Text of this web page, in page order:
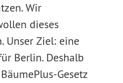
Wir
dieses
Unser Ziel: eine
Berlin. Deshalb
Gesetz